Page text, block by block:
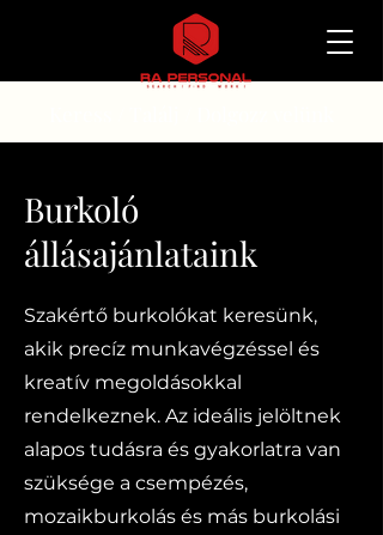
Burkoló
állásajánlataink
Szakértő burkolókat keresünk,
akik precíz munkavégzéssel és
kreatív megoldásokkal
rendelkeznek. Az ideális jelöltnek
alapos tudásra és gyakorlatra van
szüksége a csempézés,
mozaikburkolás és más burkolási